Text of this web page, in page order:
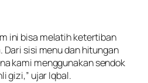
ini bisa melatih ketertiban
Dari sisi menu dan hitungan
kami menggunakan sendok
gizi,” ujar Iqbal.